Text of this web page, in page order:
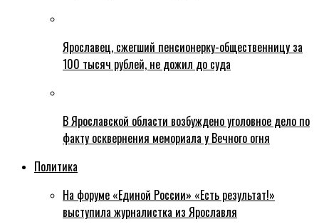
Ярославец, сжегший пенсионерку-общественницу за
100 тысяч рублей, не дожил до суда
В Ярославской области возбуждено уголовное дело по
факту осквернения мемориала у Вечного огня
Политика
На форуме «Единой России» «Есть результат!»
выступила журналистка из Ярославля